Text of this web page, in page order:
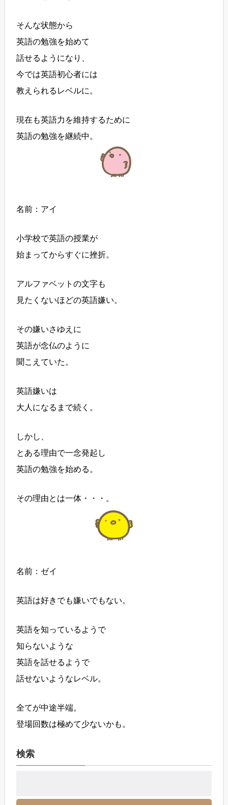
そんな状態から
英語の勉強を始めて
話せるようになり、
今では英語初心者には
教えられるレベルに。
現在も英語力を維持するために
英語の勉強を継続中。
名前：アイ
小学校で英語の授業が
始まってからすぐに挫折。
アルファベットの文字も
見たくないほどの英語嫌い。
その嫌いさゆえに
英語が念仏のように
聞こえていた。
英語嫌いは
大人になるまで続く。
しかし、
とある理由で一念発起し
英語の勉強を始める。
その理由とは一体・・・。
名前：ゼイ
英語は好きでも嫌いでもない。
英語を知っているようで
知らないような
英語を話せるようで
話せないようなレベル。
全てが中途半端。
登場回数は極めて少ないかも。
検索